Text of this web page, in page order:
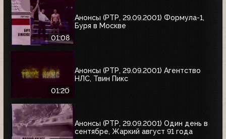
01:08
Анонсы (РТР, 29.09.2001) Формула-1,
Буря в Москве
01:20
Анонсы (РТР, 29.09.2001) Агентство
НЛС, Твин Пикс
Анонсы (РТР, 29.09.2001) Один день в
сентябре, Жаркий август 91 года